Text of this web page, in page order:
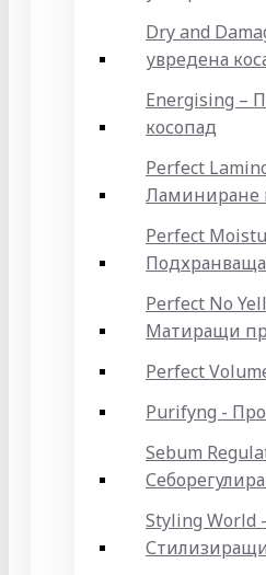
Dry and
увредена
Energising –
косопад
Perfect
Ламиниране
Perfect
Perfect No
Матиращи
Perfect
Purifyng -
Sebum
Styling World